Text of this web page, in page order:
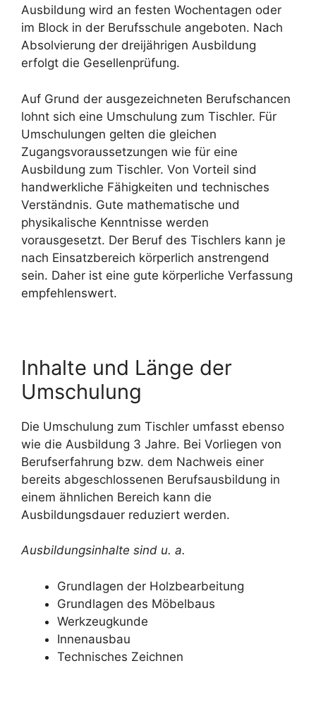
Ausbildung wird an festen Wochentagen oder
im Block in der Berufsschule angeboten. Nach
Absolvierung der dreijährigen Ausbildung
erfolgt die Gesellenprüfung.
Auf Grund der ausgezeichneten Berufschancen
lohnt sich eine Umschulung zum Tischler. Für
Umschulungen gelten die gleichen
Zugangsvoraussetzungen wie für eine
Ausbildung zum Tischler. Von Vorteil sind
handwerkliche Fähigkeiten und technisches
Verständnis. Gute mathematische und
physikalische Kenntnisse werden
vorausgesetzt. Der Beruf des Tischlers kann je
nach Einsatzbereich körperlich anstrengend
sein. Daher ist eine gute körperliche Verfassung
empfehlenswert.
Inhalte und Länge der
Umschulung
Die Umschulung zum Tischler umfasst ebenso
wie die Ausbildung 3 Jahre. Bei Vorliegen von
Berufserfahrung bzw. dem Nachweis einer
bereits abgeschlossenen Berufsausbildung in
einem ähnlichen Bereich kann die
Ausbildungsdauer reduziert werden.
Ausbildungsinhalte sind u. a.
Grundlagen der Holzbearbeitung
Grundlagen des Möbelbaus
Werkzeugkunde
Innenausbau
Technisches Zeichnen